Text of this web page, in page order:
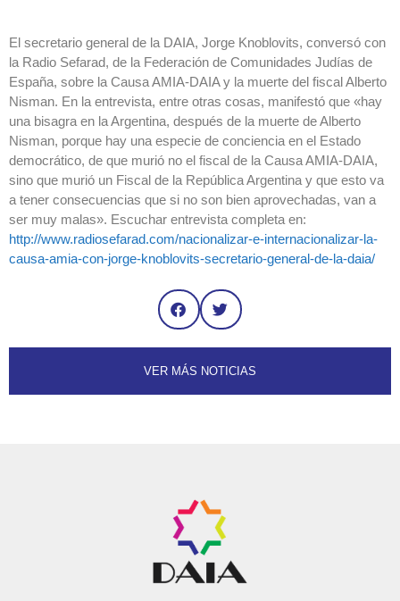
El secretario general de la DAIA, Jorge Knoblovits, conversó con
la Radio Sefarad, de la Federación de Comunidades Judías de
España, sobre la Causa AMIA-DAIA y la muerte del fiscal Alberto
Nisman. En la entrevista, entre otras cosas, manifestó que «hay
una bisagra en la Argentina, después de la muerte de Alberto
Nisman, porque hay una especie de conciencia en el Estado
democrático, de que murió no el fiscal de la Causa AMIA-DAIA,
sino que murió un Fiscal de la República Argentina y que esto va
a tener consecuencias que si no son bien aprovechadas, van a
ser muy malas». Escuchar entrevista completa en:
http://www.radiosefarad.com/nacionalizar-e-internacionalizar-la-
causa-amia-con-jorge-knoblovits-secretario-general-de-la-daia/
VER MÁS NOTICIAS